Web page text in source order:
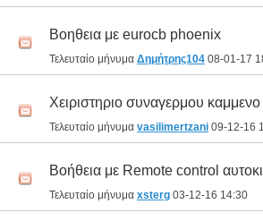
Βοηθεια με eurocb phoenix
Τελευταίο μήνυμα Δημήτρης104 08-01-17
Χειριστηριο συναγερμου καμμενο
Τελευταίο μήνυμα vasilimertzani 09-12-16
Βοήθεια με Remote control
Τελευταίο μήνυμα xsterg 03-12-16 14:30